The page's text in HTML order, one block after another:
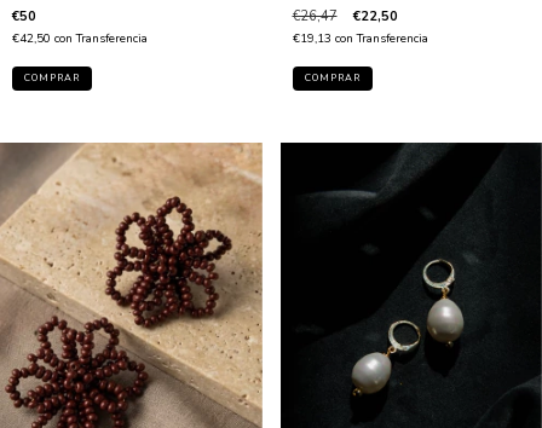
€50
€42,50 con Transferencia
€26,47 €22,50
€19,13 con Transferencia